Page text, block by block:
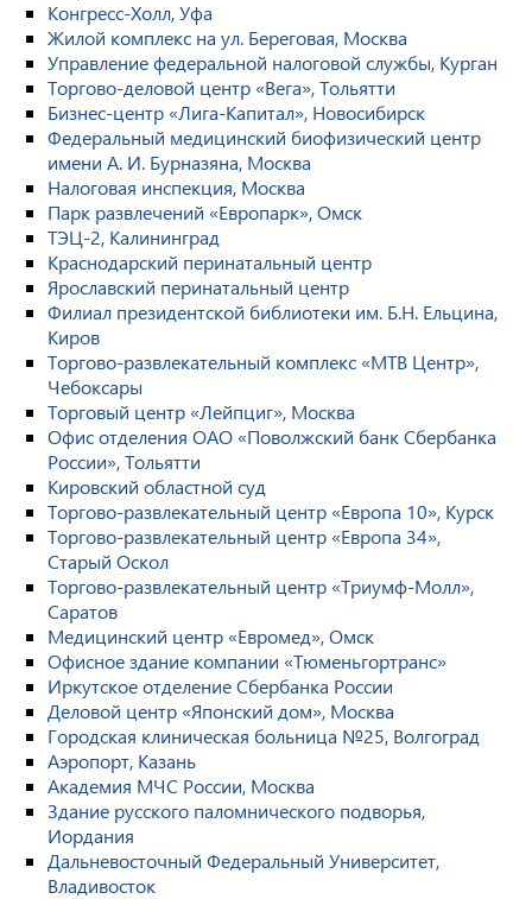
Конгресс-Холл, Уфа
Жилой комплекс на ул. Береговая, Москва
Управление федеральной налоговой службы, Курган
Торгово-деловой центр «Вега», Тольятти
Бизнес-центр «Лига-Капитал», Новосибирск
Федеральный медицинский биофизический центр
имени А. И. Бурназяна, Москва
Налоговая инспекция, Москва
Парк развлечений «Европарк», Омск
ТЭЦ-2, Калининград
Краснодарский перинатальный центр
Ярославский перинатальный центр
Филиал президентской библиотеки им. Б.Н. Ельцина,
Киров
Торгово-развлекательный комплекс «МТВ Центр»,
Чебоксары
Торговый центр «Лейпциг», Москва
Офис отделения ОАО «Поволжский банк Сбербанка
России», Тольятти
Кировский областной суд
Торгово-развлекательный центр «Европа 10», Курск
Торгово-развлекательный центр «Европа 34»,
Старый Оскол
Торгово-развлекательный центр «Триумф-Молл»,
Саратов
Медицинский центр «Евромед», Омск
Офисное здание компании «Тюменьгортранс»
Иркутское отделение Сбербанка России
Деловой центр «Японский дом», Москва
Городская клиническая больница №25, Волгоград
Аэропорт, Казань
Академия МЧС России, Москва
Здание русского паломнического подворья,
Иордания
Дальневосточный Федеральный Университет,
Владивосток